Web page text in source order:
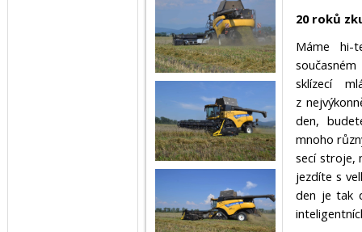
20 roků
Máme hi-
sklízecí
z
den,
mnoho
secí stroje,
jezdíte s
den je tak